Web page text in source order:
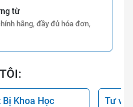
từ
hãng, đầy đủ hóa đơn,
Bị Khoa Học
Tư